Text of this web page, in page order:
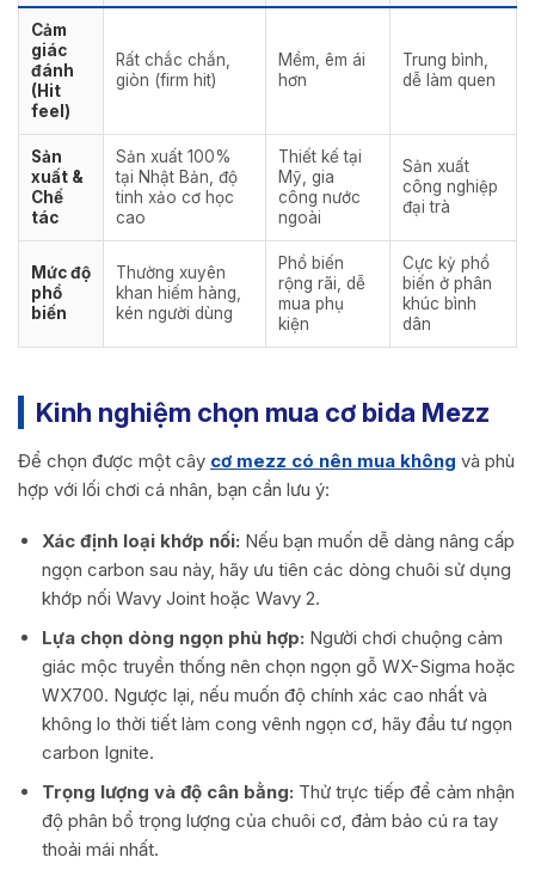
Cảm
giác
đánh
(Hit
feel)
Rất chắc chắn,
giòn (firm hit)
Mềm, êm ái
hơn
Trung bình,
dễ làm quen
Sản
xuất &
Chế
tác
Sản xuất 100%
tại Nhật Bản, độ
tinh xảo cơ học
cao
Thiết kế tại
Mỹ, gia
công nước
ngoài
Sản xuất
công nghiệp
đại trà
Mức độ
phổ
biến
Thường xuyên
khan hiếm hàng,
kén người dùng
Phổ biến
rộng rãi, dễ
mua phụ
kiện
Cực kỳ phổ
biến ở phân
khúc bình
dân
Kinh nghiệm chọn mua cơ bida Mezz
Để chọn được một cây cơ mezz có nên mua không và phù
hợp với lối chơi cá nhân, bạn cần lưu ý:
Xác định loại khớp nối: Nếu bạn muốn dễ dàng nâng cấp
ngọn carbon sau này, hãy ưu tiên các dòng chuôi sử dụng
khớp nối Wavy Joint hoặc Wavy 2.
Lựa chọn dòng ngọn phù hợp: Người chơi chuộng cảm
giác mộc truyền thống nên chọn ngọn gỗ WX-Sigma hoặc
WX700. Ngược lại, nếu muốn độ chính xác cao nhất và
không lo thời tiết làm cong vênh ngọn cơ, hãy đầu tư ngọn
carbon Ignite.
Trọng lượng và độ cân bằng: Thử trực tiếp để cảm nhận
độ phân bổ trọng lượng của chuôi cơ, đảm bảo cú ra tay
thoải mái nhất.